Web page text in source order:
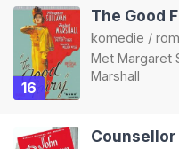
16
The Good
komedie /
Met Margaret
Marshall
Counsellor